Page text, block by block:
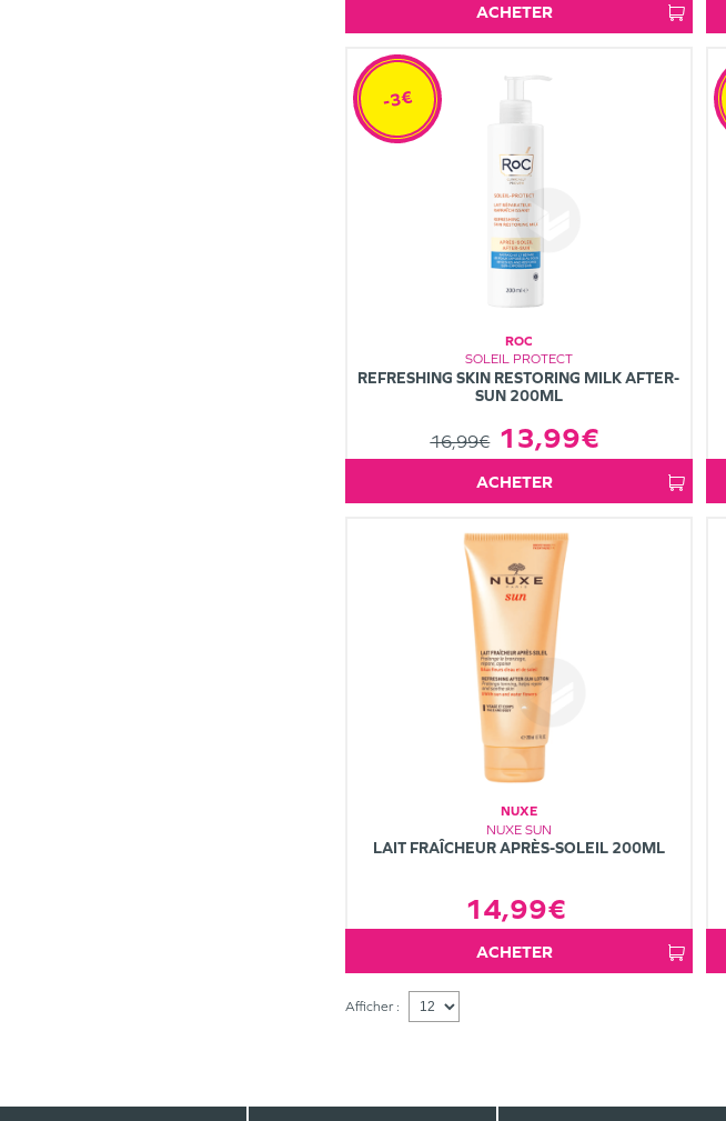
ACHETER
ROC
SOLEIL PROTECT
REFRESHING SKIN RESTORING MILK AFTER-
SUN 200ML
16,99€ 13,99€
-3€
ACHETER
NUXE
NUXE SUN
LAIT FRAÎCHEUR APRÈS-SOLEIL 200ML
14,99€
ACHETER
Afficher :